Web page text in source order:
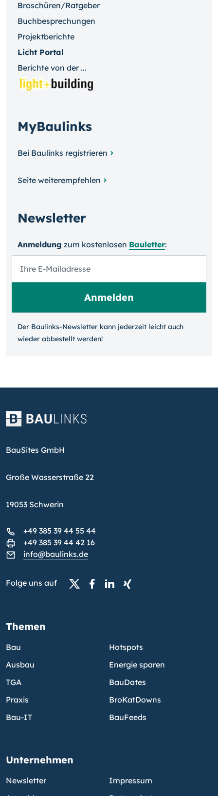
Broschüren/Ratgeber
Buchbesprechungen
Projektberichte
Licht Portal
Berichte von der ...
MyBaulinks
Bei Baulinks registrieren
Seite weiterempfehlen
Newsletter
Anmeldung zum kosten­losen Bauletter:
Der Baulinks-Newsletter kann jeder­zeit leicht auch
wieder ab­bestellt werden!
BauSites GmbH
Große Wasserstraße 22
19053 Schwerin
+49 385 39 44 55 44
+49 385 39 44 42 16
info@baulinks.de
Folge uns auf
Themen
Bau
Ausbau
TGA
Praxis
Bau-IT
Hotspots
Energie sparen
BauDates
BroKatDowns
BauFeeds
Unternehmen
Newsletter
Impressum